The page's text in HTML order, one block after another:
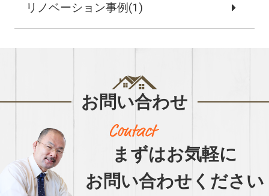
リノベーション事例(1)
お問い合わせ
まずはお気軽に
お問い合わせください